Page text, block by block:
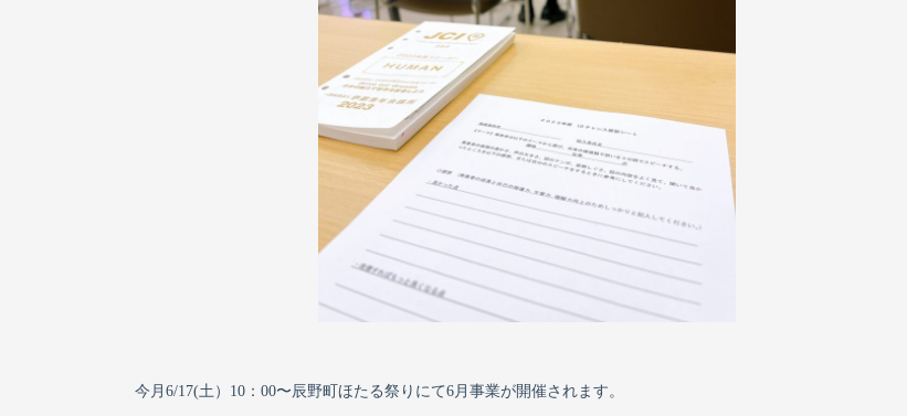
今月6/17(土）10：00〜辰野町ほたる祭りにて6月事業が開催されます。